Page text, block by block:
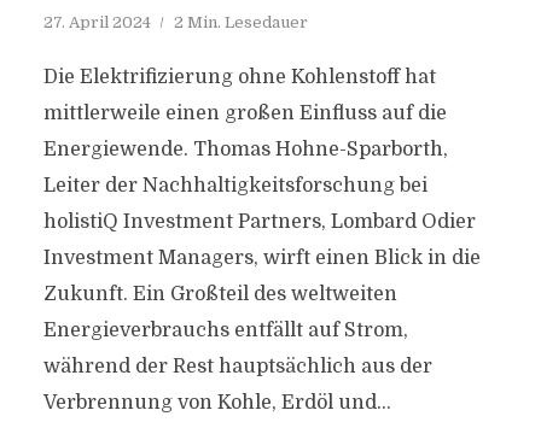
27. April 2024 2 Min. Lesedauer
Die Elektrifizierung ohne Kohlenstoff hat
mittlerweile einen großen Einfluss auf die
Energiewende. Thomas Hohne-Sparborth,
Leiter der Nachhaltigkeitsforschung bei
holistiQ Investment Partners, Lombard Odier
Investment Managers, wirft einen Blick in die
Zukunft. Ein Großteil des weltweiten
Energieverbrauchs entfällt auf Strom,
während der Rest hauptsächlich aus der
Verbrennung von Kohle, Erdöl und...